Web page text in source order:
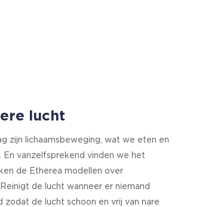
lucht
zijn lichaamsbeweging, wat we eten en
vanzelfsprekend vinden we het
de Etherea modellen over
de lucht wanneer er niemand
zodat de lucht schoon en vrij van nare